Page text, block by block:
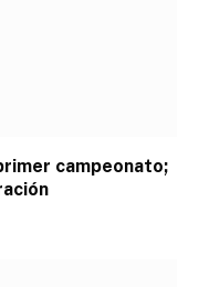
campeonato;